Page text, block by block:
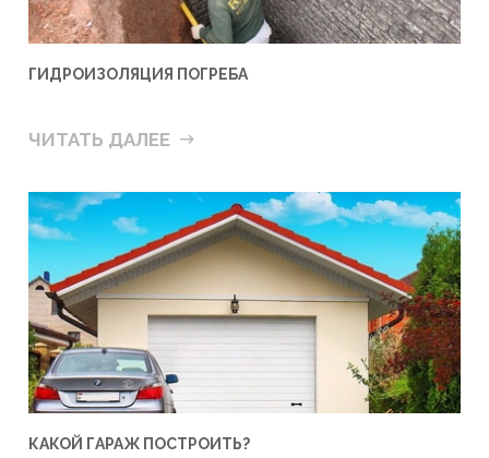
ГИДРОИЗОЛЯЦИЯ ПОГРЕБА
ЧИТАТЬ ДАЛЕЕ
КАКОЙ ГАРАЖ ПОСТРОИТЬ?